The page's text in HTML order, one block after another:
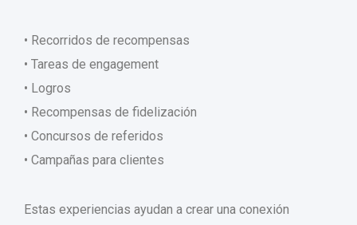
• Recorridos de recompensas
• Tareas de engagement
• Logros
• Recompensas de fidelización
• Concursos de referidos
• Campañas para clientes
Estas experiencias ayudan a crear una conexión